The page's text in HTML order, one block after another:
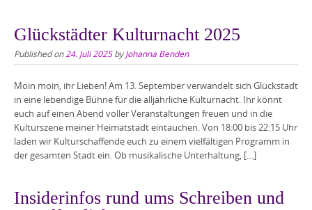
Glückstädter Kulturnacht 2025
Published on24. Juli 2025byJohanna Benden
Moin moin, ihr Lieben! Am 13. September verwandelt sich Glückstadt
in eine lebendige Bühne für die alljährliche Kulturnacht. Ihr könnt
euch auf einen Abend voller Veranstaltungen freuen und in die
Kulturszene meiner Heimatstadt eintauchen. Von 18:00 bis 22:15 Uhr
laden wir Kulturschaffende euch zu einem vielfältigen Programm in
der gesamten Stadt ein. Ob musikalische Unterhaltung, […]
Insiderinfos rund ums Schreiben und